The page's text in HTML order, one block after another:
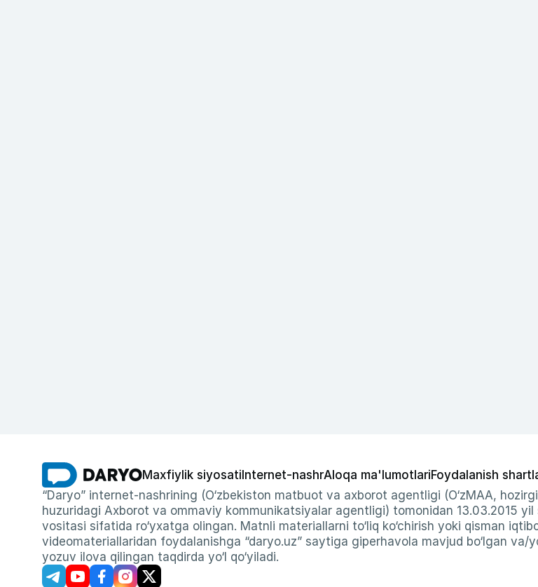
Maxfiylik siyosati Internet-nashrAloqa ma'lumotlariFoydalanish
“Daryo” internet-nashrining (O‘zbekiston matbuot va axborot agentligi (O‘zMAA,
huzuridagi Axborot va ommaviy kommunikatsiyalar agentligi) tomonidan 13.03.2015
vositasi sifatida ro‘yxatga olingan. Matnli materiallarni to‘liq ko‘chirish yoki qisman
videomateriallaridan foydalanishga “daryo.uz” saytiga giperhavola mavjud bo‘lgan
yozuv ilova qilingan taqdirda yo‘l qo‘yiladi.